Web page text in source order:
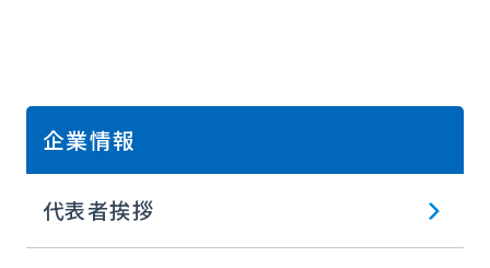
企業情報
代表者挨拶